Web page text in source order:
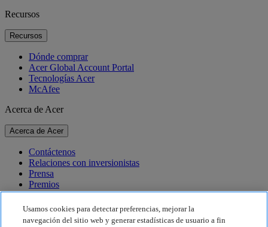
Recursos
Recursos
Dónde comprar
Acer Global Account Portal
Tecnologías Acer
McAfee
Acerca de Acer
Acerca de Acer
Contáctenos
Relaciones con inversionistas
Prensa
Premios
Eventos
Sostenibilidad
Usamos cookies para detectar preferencias, mejorar la
navegación del sitio web y generar estadísticas de usuario a fin